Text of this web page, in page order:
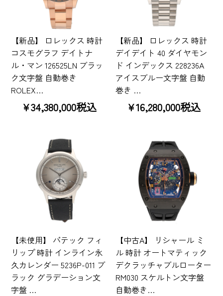
【新品】 ロレックス 時計
コスモグラフ デイトナ
ル・マン 126525LN ブラッ
ク文字盤 自動巻き
ROLEX…
¥34,380,000税込
【新品】 ロレックス 時計
デイデイト 40 ダイヤモン
ド インデックス 228236A
アイスブルー文字盤 自動
巻き …
¥16,280,000税込
【未使用】 パテック フィ
リップ 時計 インライン永
久カレンダー 5236P-011 ブ
ラック グラデーション文
字盤 …
【中古A】 リシャール ミ
ル 時計 オートマティック
デクラッチャブルローター
RM030 スケルトン文字盤
自動巻き…